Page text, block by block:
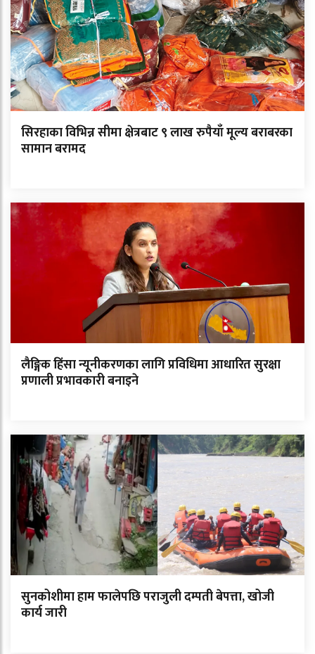
सिरहाका विभिन्न सीमा क्षेत्रबाट ९ लाख रुपैयाँ मूल्य बराबरका
सामान बरामद
लैङ्गिक हिंसा न्यूनीकरणका लागि प्रविधिमा आधारित सुरक्षा
प्रणाली प्रभावकारी बनाइने
सुनकोशीमा हाम फालेपछि पराजुली दम्पती बेपत्ता, खोजी
कार्य जारी